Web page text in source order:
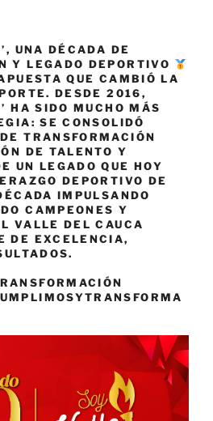
UNA DÉCADA DE
Y LEGADO DEPORTIVO
QUE CAMBIÓ LA
DESDE 2016,
HA SIDO MUCHO MÁS
SE CONSOLIDÓ
TRANSFORMACIÓN
DE TALENTO Y
UN LEGADO QUE HOY
DEPORTIVO DE
IMPULSANDO
CAMPEONES Y
VALLE DEL CAUCA
DE EXCELENCIA,